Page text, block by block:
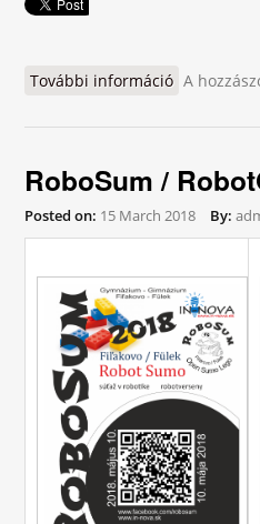
További információ RoboSum
A
RoboSum /
Posted on: 15 March 2018 By: